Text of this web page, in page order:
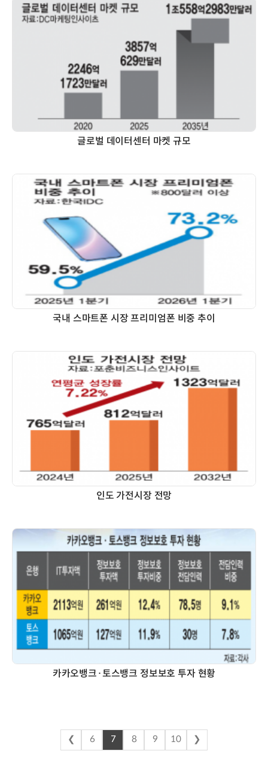
글로벌 데이터센터 마켓 규모
국내 스마트폰 시장 프리미엄폰 비중 추이
인도 가전시장 전망
카카오뱅크·토스뱅크 정보보호 투자 현황
❮ 6 7 8 9 10 ❯